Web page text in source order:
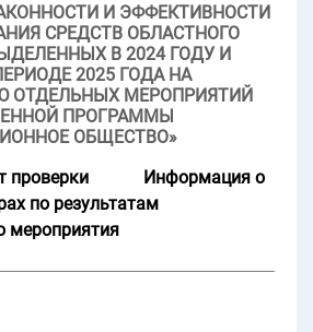
И ЭФФЕКТИВНОСТИ
СРЕДСТВ ОБЛАСТНОГО
В 2024 ГОДУ И
2025 ГОДА НА
ОТДЕЛЬНЫХ МЕРОПРИЯТИЙ
ПРОГРАММЫ
ОБЩЕСТВО»
проверки
Информация о
по результатам
мероприятия